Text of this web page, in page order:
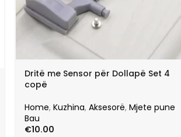
Dritë me Sensor për Dollapë Set 4
copë
Home, Kuzhina, Aksesorë, Mjete pune
Bau
€10.00